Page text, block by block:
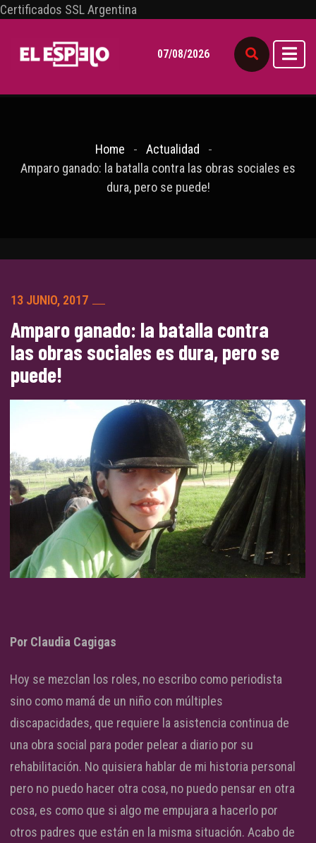
Certificados SSL Argentina
07/08/2026
Home
Actualidad
Amparo ganado: la batalla contra las obras sociales es
dura, pero se puede!
13 JUNIO, 2017
Amparo ganado: la batalla contra
las obras sociales es dura, pero se
puede!
Por Claudia Cagigas
Hoy se mezclan los roles, no escribo como periodista
sino como mamá de un niño con múltiples
discapacidades, que requiere la asistencia continua de
una obra social para poder pelear a diario por su
rehabilitación. No quisiera hablar de mi historia personal
pero no puedo hacer otra cosa, no puedo pensar en otra
cosa, es como que si algo me empujara a hacerlo por
otros padres que están en la misma situación. Acabo de